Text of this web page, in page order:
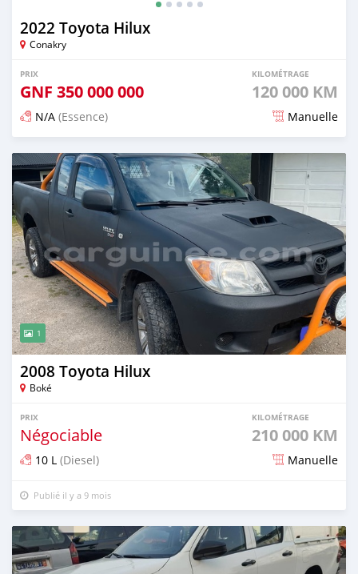
2022 Toyota Hilux
Conakry
PRIX
GNF 350 000 000
KILOMÉTRAGE
120 000 KM
N/A (Essence) Manuelle
Publié il y a 7 mois
1
2008 Toyota Hilux
Boké
PRIX
Négociable
KILOMÉTRAGE
210 000 KM
10 L (Diesel) Manuelle
Publié il y a 9 mois